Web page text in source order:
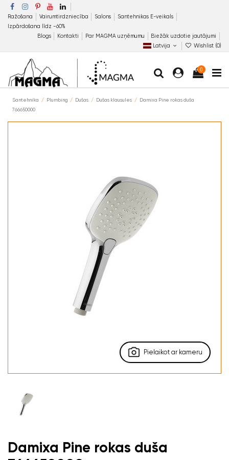
Ražošana Vairumtirdzniecība Salons
Santehnikas E-veikals
Izpārdošana līdz −60%
Blogs
Kontakti Par MAGMA uzņēmumu
Biežāk uzdotie jautājumi
Latvija
Wishlist (0)
0
Santehnika Plumbing Dušas Dušas klausules
Damixa Pine rokas duša
766650000
Pielaikot ar kameru
Damixa Pine rokas duša